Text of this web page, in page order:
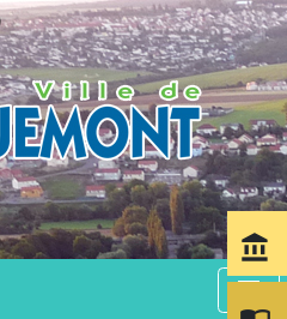
menu
account_balance